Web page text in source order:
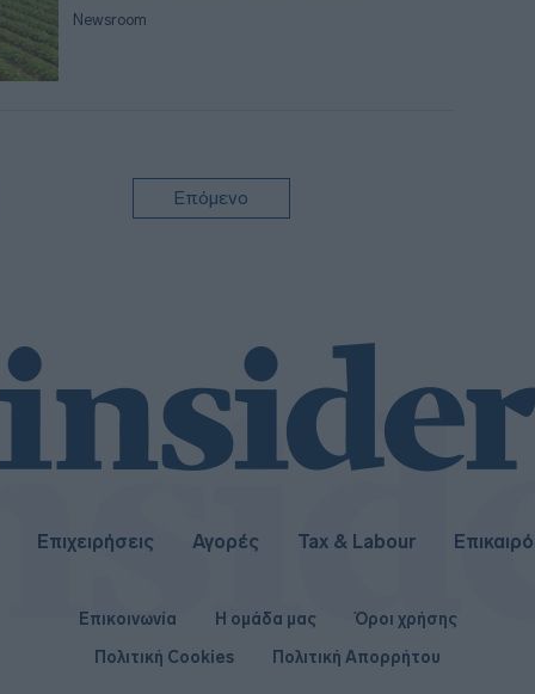
Newsroom
Επόμενο
Επιχειρήσεις Αγορές Tax & Labour
Επικοινωνία Η ομάδα μας
Όροι χρήσης
Πολιτική Cookies
Πολιτική Απορρήτου